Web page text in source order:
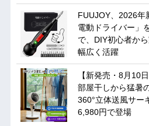
FUUJOY、2026年
電動ドライバー」
で、DIY初心者か
幅広く活躍
【新発売・8月10
部屋干しから猛暑
360°立体送風サー
6,980円で登場